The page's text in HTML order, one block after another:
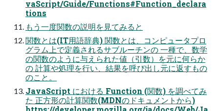
vaScript/Guide/Functions#Function_declara
tions
もう一度関数の説明を見てみると
関数とは(IT用語辞典) 関数とは、コンピュータプロ
グラム上で定義されるサブルーチンの 一種で、数学
の関数のように与えられた値（引数）を元に何らか
の 計算や処理を行い、結果を呼び出し元に返すもの
のこと。
JavaScript における Function (関数) を調べてみ
た 正方形の計算関数(MDNのドキュメントから)